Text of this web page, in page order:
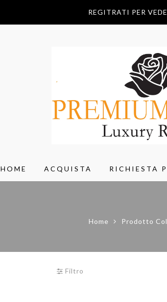
REGITRATI PER
HOME ACQUISTA RICHIESTA
Home Prodotto
Filtro